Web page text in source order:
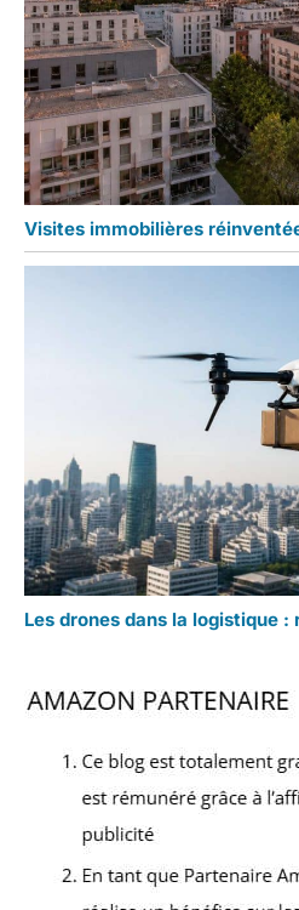
Visites immobilières
Les drones dans la logistique